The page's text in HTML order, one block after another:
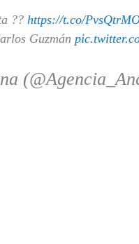
?? https://t.co/
Guzmán